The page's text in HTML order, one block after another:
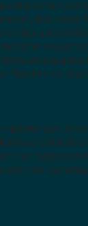
unseren
dass unsere
abgelaufen sind
schon
angegeben
Travellern viel Spaß
haben, ist
weit nach
noch mal jemand
und